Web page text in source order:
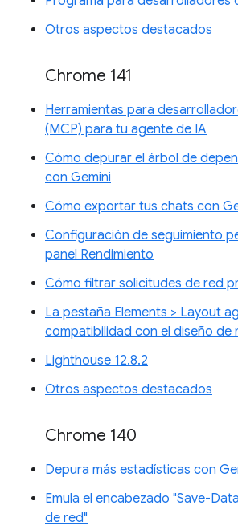
Otros aspectos destacados
Chrome 141
Herramientas para
(MCP) para tu agente de IA
Cómo depurar el árbol de
con Gemini
Cómo exportar tus chats con
Configuración de seguimiento
panel Rendimiento
Cómo filtrar solicitudes de red
La pestaña Elements > Layout
compatibilidad con el diseño de
Lighthouse 12.8.2
Otros aspectos destacados
Chrome 140
Depura más estadísticas con
Emula el encabezado "Save-
de red"